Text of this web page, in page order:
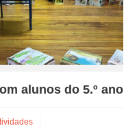
alunos do 5.º ano